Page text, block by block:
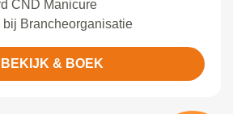
CND Manicure
Brancheorganisatie
BEKIJK & BOEK